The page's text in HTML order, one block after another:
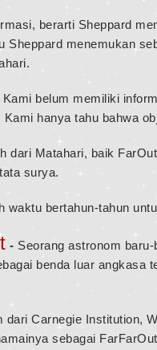
berarti Sheppard
Sheppard menemukan
belum memiliki
hanya tahu bahwa
dari Matahari, baik
surya.
waktu bertahun-tahun
- Seorang astronom
benda luar angkasa
dari Carnegie Institution,
sebagai